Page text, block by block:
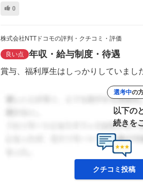
0
株式会社NTTドコモの評判・クチコミ・評価
良い点 年収・給与制度・待遇
賞与、福利厚生はしっかりしていまし
選考中の
以下の
続きを
クチコミ投稿